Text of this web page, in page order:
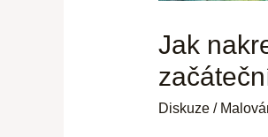
Jak
Diskuze /